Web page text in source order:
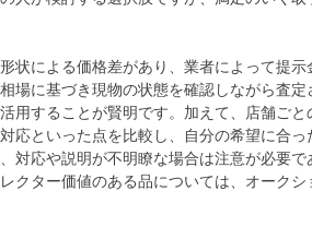
状による価格差があり、業者によって提
場に基づき現物の状態を確認しながら査
用することが賢明です。加えて、店舗ご
応といった点を比較し、自分の希望に合
対応や説明が不明瞭な場合は注意が必要
クター価値のある品については、オーク